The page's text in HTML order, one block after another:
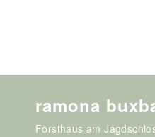
ramona
Forsthaus am